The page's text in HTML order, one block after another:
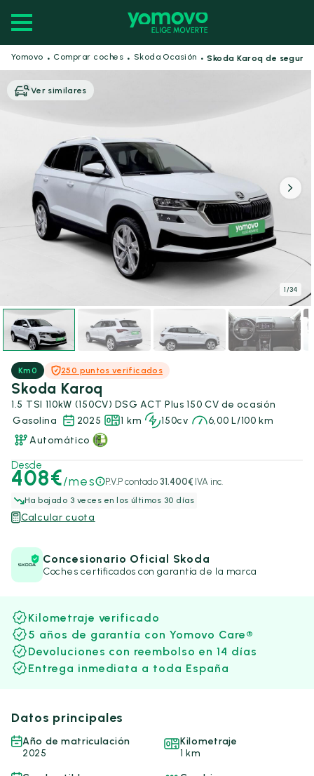
Yomovo · Comprar coches · Skoda Ocasión · Skoda Karoq de
Ver similares
1/34
Km0 250 puntos verificados
Skoda Karoq
1.5 TSI 110kW (150CV) DSG ACT Plus 150 CV de ocasión
Gasolina
2025 1 km 150cv
6,00 L/100 km
Automático
Desde
408€/mes P.V.P contado 31.400€ IVA inc.
Ha bajado 3 veces en los últimos 30 días
Calcular cuota
Concesionario Oficial Skoda
Coches certificados con garantía de la marca
Kilometraje verificado
5 años de garantía con Yomovo Care®
Devoluciones con reembolso en 14 días
Entrega inmediata a toda España
Datos principales
Año de matriculación
2025
Kilometraje
1 km